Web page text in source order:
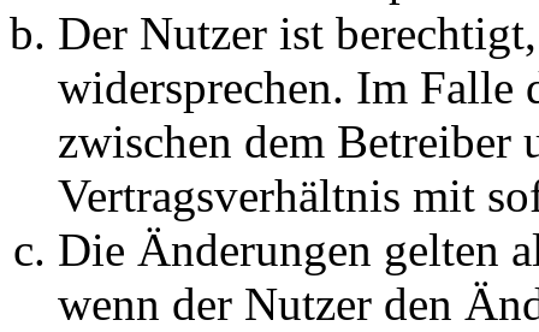
Der Nutzer ist
widersprechen. Im Falle
zwischen dem Betreiber
Vertragsverhältnis mit
Die Änderungen gelten
wenn der Nutzer den